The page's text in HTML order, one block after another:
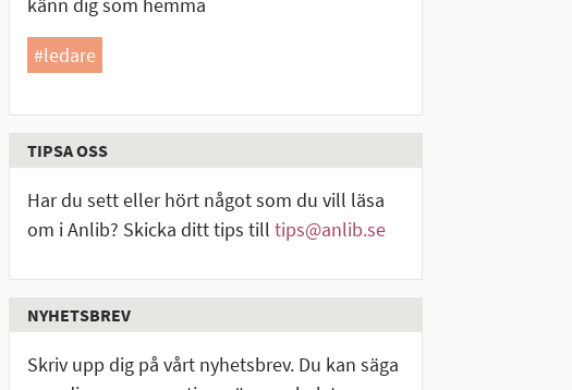
#ledare
TIPSA OSS
Har du sett eller hört något som du vill läsa
om i Anlib? Skicka ditt tips tilltips@anlib.se
NYHETSBREV
Skriv upp dig på vårt nyhetsbrev. Du kan säga